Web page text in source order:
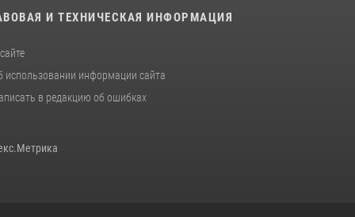
И ТЕХНИЧЕСКАЯ ИНФОРМАЦИЯ
использовании информации сайта
в редакцию об ошибках